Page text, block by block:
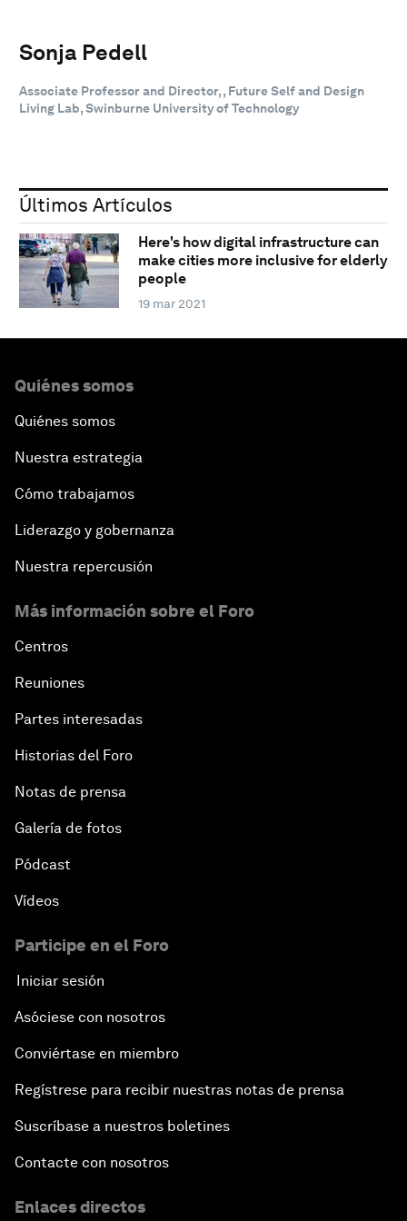
Sonja Pedell
Associate Professor and Director, , Future Self and Design
Living Lab, Swinburne University of Technology
Últimos Artículos
Here's how digital infrastructure can
make cities more inclusive for elderly
people
19 mar 2021
Quiénes somos
Quiénes somos
Nuestra estrategia
Cómo trabajamos
Liderazgo y gobernanza
Nuestra repercusión
Más información sobre el Foro
Centros
Reuniones
Partes interesadas
Historias del Foro
Notas de prensa
Galería de fotos
Pódcast
Vídeos
Participe en el Foro
Iniciar sesión
Asóciese con nosotros
Conviértase en miembro
Regístrese para recibir nuestras notas de prensa
Suscríbase a nuestros boletines
Contacte con nosotros
Enlaces directos